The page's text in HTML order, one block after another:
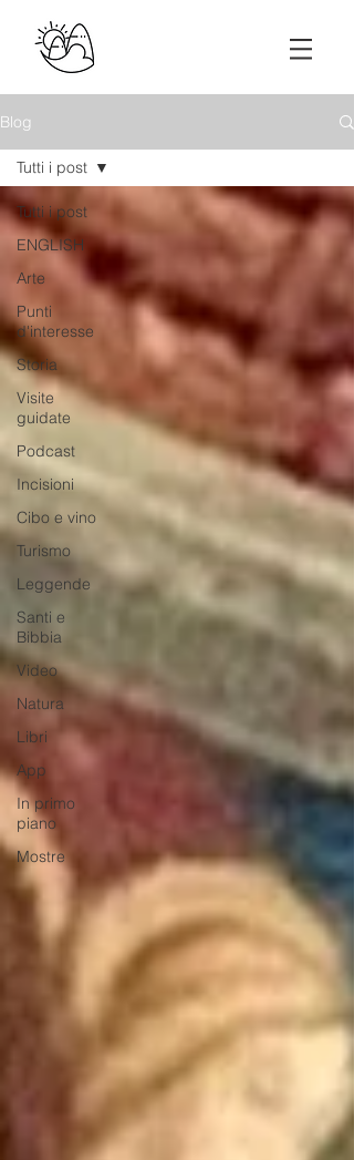
Blog
Tutti i post
ENGLISH
Arte
Punti
d'interesse
Storia
Visite
guidate
Podcast
Incisioni
Cibo e vino
Turismo
Leggende
Santi e
Bibbia
Video
Natura
Libri
App
In primo
piano
Mostre
Tutti i post